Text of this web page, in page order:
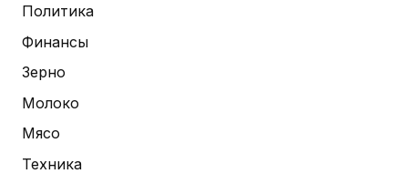
Политика
Финансы
Зерно
Молоко
Мясо
Техника